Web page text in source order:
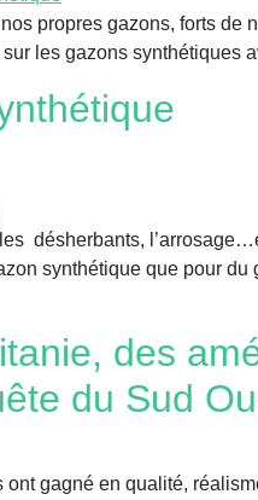
propres gazons, forts
sur les gazons
désherbants,
synthétique que pour
des
du Sud
gagné en qualité,